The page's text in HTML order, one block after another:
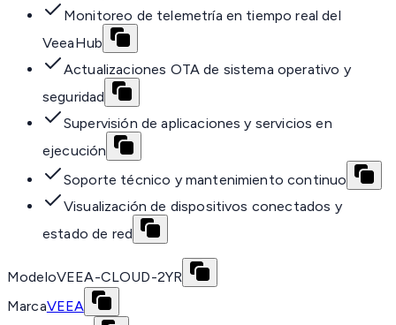
Monitoreo de telemetría en tiempo real del
VeeaHub
Actualizaciones OTA de sistema operativo y
seguridad
Supervisión de aplicaciones y servicios en
ejecución
Soporte técnico y mantenimiento continuo
Visualización de dispositivos conectados y
estado de red
ModeloVEEA-CLOUD-2YR
MarcaVEEA